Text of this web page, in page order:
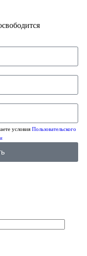
условия Пользовательского